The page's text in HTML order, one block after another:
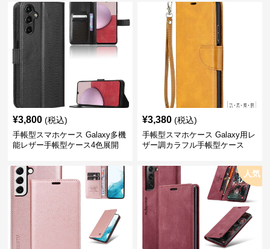
¥3,800 (税込)
手帳型スマホケース Galaxy多機
能レザー手帳型ケース4色展開
¥3,380 (税込)
手帳型スマホケース Galaxy用レ
ザー調カラフル手帳型ケース
人気